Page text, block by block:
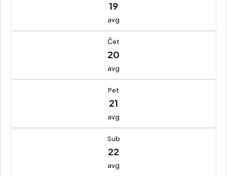
19
avg
Čet
20
avg
Pet
21
avg
Sub
22
avg